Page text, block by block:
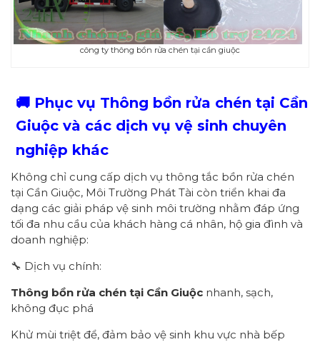
công ty thông bồn rửa chén tại cần giuộc
🚚 Phục vụ Thông bồn rửa chén tại Cần
Giuộc và các dịch vụ vệ sinh chuyên
nghiệp khác
Không chỉ cung cấp dịch vụ thông tắc bồn rửa chén
tại Cần Giuộc, Môi Trường Phát Tài còn triển khai đa
dạng các giải pháp vệ sinh môi trường nhằm đáp ứng
tối đa nhu cầu của khách hàng cá nhân, hộ gia đình và
doanh nghiệp:
🔧 Dịch vụ chính:
Thông bồn rửa chén tại Cần Giuộc nhanh, sạch,
không đục phá
Khử mùi triệt để, đảm bảo vệ sinh khu vực nhà bếp